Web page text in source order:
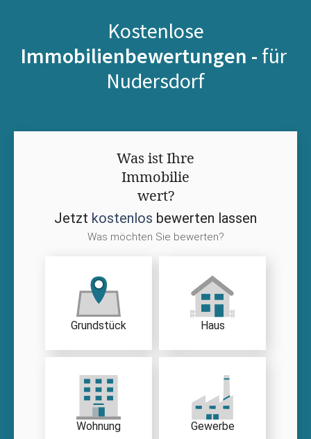
Kostenlose
Immobilienbewertungen - für
Nudersdorf
Was ist Ihre
Immobilie
wert?
Jetzt kostenlos bewerten lassen
Was möchten Sie bewerten?
Grundstück Haus
Wohnung Gewerbe